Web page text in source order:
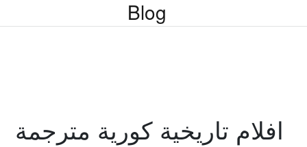
Blog
افلام تاريخية كورية مترجمة